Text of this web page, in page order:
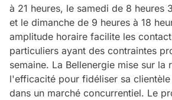
à 21 heures, le samedi de 8 heures
et le dimanche de 9 heures à 18
amplitude horaire facilite les
particuliers ayant des contraintes
semaine. La Bellenergie mise sur la
l'efficacité pour fidéliser sa
dans un marché concurrentiel. Le